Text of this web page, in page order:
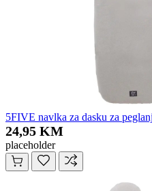
5FIVE navlka za dasku za
24,95 KM
placeholder